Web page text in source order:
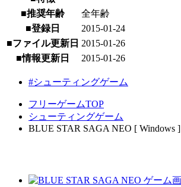
■推奨年齢
全年齢
■登録日
2015-01-24
■ファイル更新日 2015-01-26
■情報更新日
2015-01-26
#シューティングゲーム
フリーゲームTOP
シューティングゲーム
BLUE STAR SAGA NEO [ Windows ]